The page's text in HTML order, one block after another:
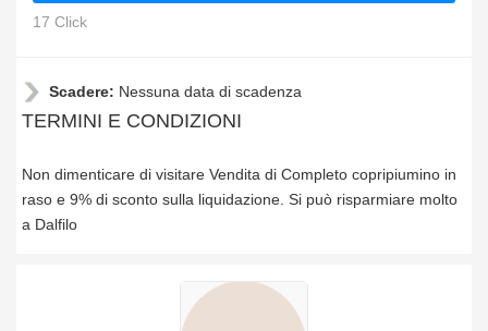
17 Click
Scadere: Nessuna data di scadenza
TERMINI E CONDIZIONI
Non dimenticare di visitare Vendita di Completo copripiumino in
raso e 9% di sconto sulla liquidazione. Si può risparmiare molto
a Dalfilo